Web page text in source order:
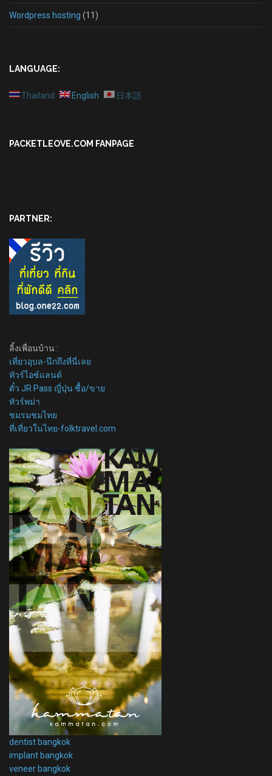
Wordpress hosting (11)
LANGUAGE:
Thailand English 日本語
PACKETLEOVE.COM FANPAGE
PARTNER:
ลิ้งเพื่อนบ้าน :
เที่ยวอุบล-นึกถึงที่นี่เลย
ทัวร์ไอซ์แลนด์
ตั๋ว JR Pass ญี่ปุ่น ซื้อ/ขาย
ทัวร์พม่า
ชมรมชมไทย
ที่เที่ยวในไทย-folktravel.com
dentist bangkok
implant bangkok
veneer bangkok